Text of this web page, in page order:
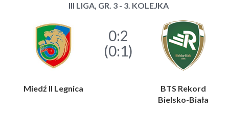
III LIGA, GR. 3 - 3. KOLEJKA
0:2
(0:1)
Miedź II Legnica
BTS Rekord
Bielsko-Biała